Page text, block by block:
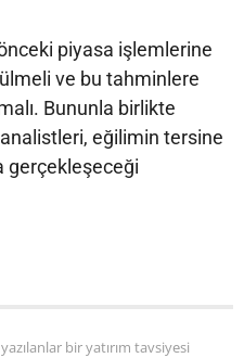
piyasa işlemlerine
ve bu tahminlere
Bununla birlikte
eğilimin tersine
gerçekleşeceği
bir yatırım tavsiyesi